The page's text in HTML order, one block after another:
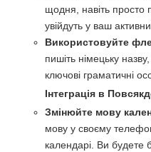
щодня, навіть просто
увійдуть у ваш
Використовуйте
пишіть німецьку
ключові граматичні
Інтеграція в
Змінюйте мову
мову у своєму
календарі. Ви будете